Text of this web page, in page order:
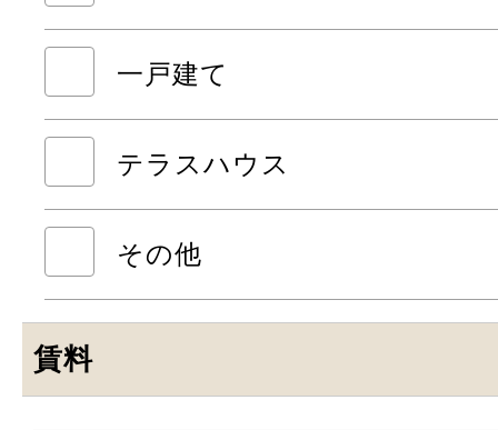
一戸建て
テラスハウス
その他
賃料